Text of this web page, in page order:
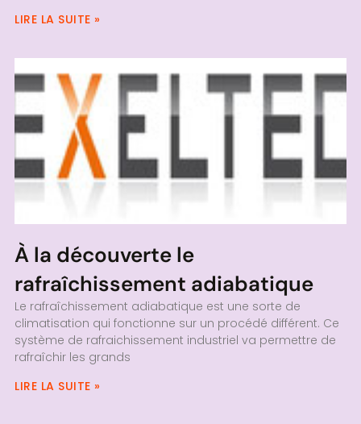
LIRE LA SUITE »
À la découverte le
rafraîchissement adiabatique
Le rafraîchissement adiabatique est une sorte de
climatisation qui fonctionne sur un procédé différent. Ce
système de rafraichissement industriel va permettre de
rafraîchir les grands
LIRE LA SUITE »